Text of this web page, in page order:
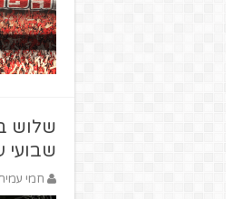
שלוש
שבועי
חמי